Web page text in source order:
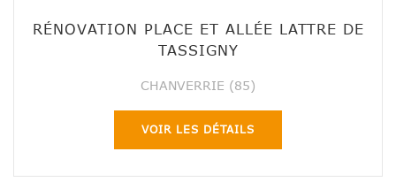
RÉNOVATION PLACE ET ALLÉE LATTRE DE
TASSIGNY
CHANVERRIE (85)
VOIR LES DÉTAILS